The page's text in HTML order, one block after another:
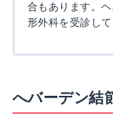
合もあります。
形外科を受診して
へバーデン結